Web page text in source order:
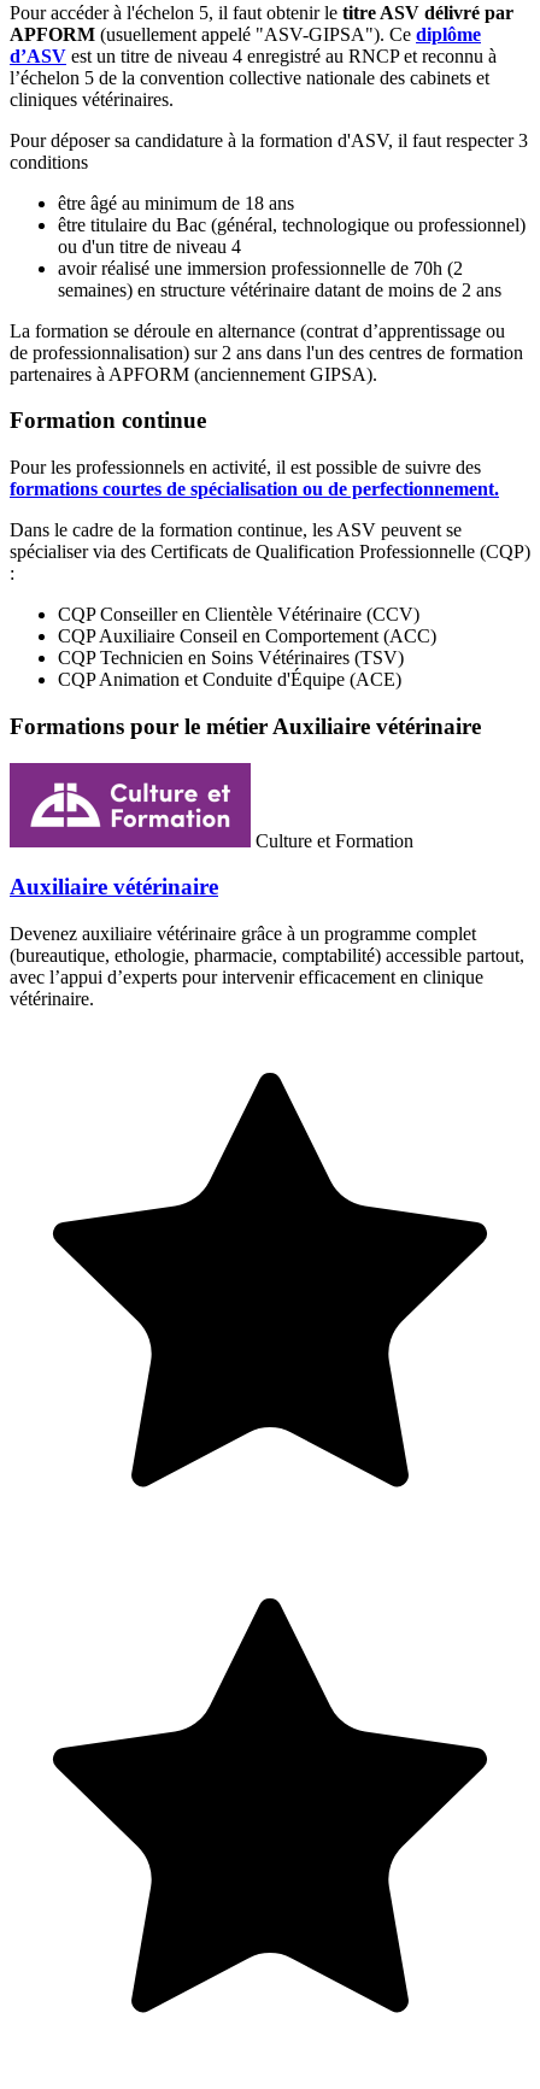
Pour accéder à l'échelon 5, il faut obtenir le titre ASV délivré par
APFORM (usuellement appelé "ASV-GIPSA"). Ce diplôme
d’ASV est un titre de niveau 4 enregistré au RNCP et reconnu à
l’échelon 5 de la convention collective nationale des cabinets et
cliniques vétérinaires.
Pour déposer sa candidature à la formation d'ASV, il faut respecter 3
conditions
être âgé au minimum de 18 ans
être titulaire du Bac (général, technologique ou professionnel)
ou d'un titre de niveau 4
avoir réalisé une immersion professionnelle de 70h (2
semaines) en structure vétérinaire datant de moins de 2 ans
La formation se déroule en alternance (contrat d’apprentissage ou
de professionnalisation) sur 2 ans dans l'un des centres de formation
partenaires à APFORM (anciennement GIPSA).
Formation continue
Pour les professionnels en activité, il est possible de suivre des
formations courtes de spécialisation ou de perfectionnement.
Dans le cadre de la formation continue, les ASV peuvent se
spécialiser via des Certificats de Qualification Professionnelle (CQP)
:
CQP Conseiller en Clientèle Vétérinaire (CCV)
CQP Auxiliaire Conseil en Comportement (ACC)
CQP Technicien en Soins Vétérinaires (TSV)
CQP Animation et Conduite d'Équipe (ACE)
Formations pour le métier Auxiliaire vétérinaire
Culture et Formation
Auxiliaire vétérinaire
Devenez auxiliaire vétérinaire grâce à un programme complet
(bureautique, ethologie, pharmacie, comptabilité) accessible partout,
avec l’appui d’experts pour intervenir efficacement en clinique
vétérinaire.